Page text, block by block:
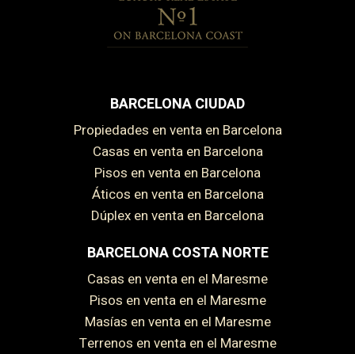
BARCELONA CIUDAD
Propiedades en venta en Barcelona
Casas en venta en Barcelona
Pisos en venta en Barcelona
Áticos en venta en Barcelona
Dúplex en venta en Barcelona
BARCELONA COSTA NORTE
Casas en venta en el Maresme
Pisos en venta en el Maresme
Masías en venta en el Maresme
Terrenos en venta en el Maresme